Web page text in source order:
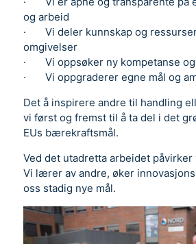
og arbeid
· Vi deler kunnskap og
omgivelser
· Vi oppsøker ny kompetanse og
· Vi oppgraderer egne mål og
Det å inspirere andre til handling
vi først og fremst til å ta del i det
EUs bærekraftsmål.
Ved det utadretta arbeidet påvirker
Vi lærer av andre, øker
oss stadig nye mål.